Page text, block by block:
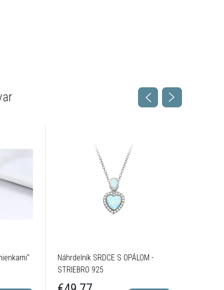
Náhrdelník SRDCE S OPÁLOM -
STRIEBRO 925